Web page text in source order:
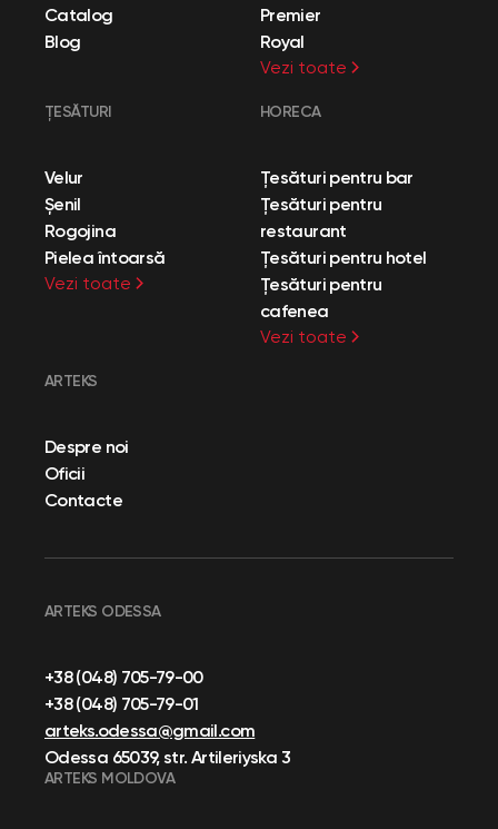
Catalog
Blog
Premier
Royal
Vezi toate
ȚESĂTURI
Velur
Șenil
Rogojina
Pielea întoarsă
Vezi toate
HORECA
Țesături pentru bar
Țesături pentru
restaurant
Țesături pentru hotel
Țesături pentru
cafenea
Vezi toate
ARTEKS
Despre noi
Oficii
Contacte
ARTEKS ODESSA
+38 (048) 705-79-00
+38 (048) 705-79-01
arteks.odessa@gmail.com
Odessa 65039, str. Artileriyska 3
ARTEKS MOLDOVA